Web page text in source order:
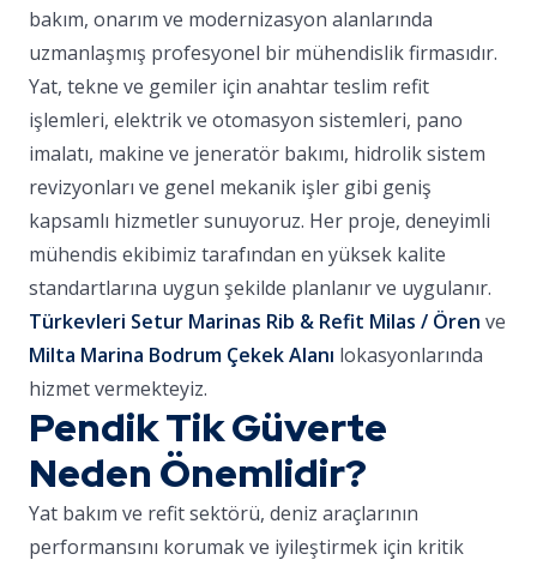
bakım, onarım ve modernizasyon alanlarında
uzmanlaşmış profesyonel bir mühendislik firmasıdır.
Yat, tekne ve gemiler için anahtar teslim refit
işlemleri, elektrik ve otomasyon sistemleri, pano
imalatı, makine ve jeneratör bakımı, hidrolik sistem
revizyonları ve genel mekanik işler gibi geniş
kapsamlı hizmetler sunuyoruz. Her proje, deneyimli
mühendis ekibimiz tarafından en yüksek kalite
standartlarına uygun şekilde planlanır ve uygulanır.
Türkevleri Setur Marinas Rib & Refit Milas / Ören ve
Milta Marina Bodrum Çekek Alanı lokasyonlarında
hizmet vermekteyiz.
Pendik Tik Güverte
Neden Önemlidir?
Yat bakım ve refit sektörü, deniz araçlarının
performansını korumak ve iyileştirmek için kritik